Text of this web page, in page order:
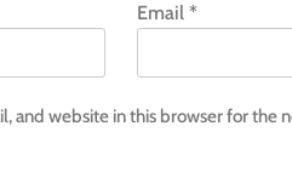
Email*
and website in this browser for the